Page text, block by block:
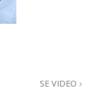
SE VIDEO